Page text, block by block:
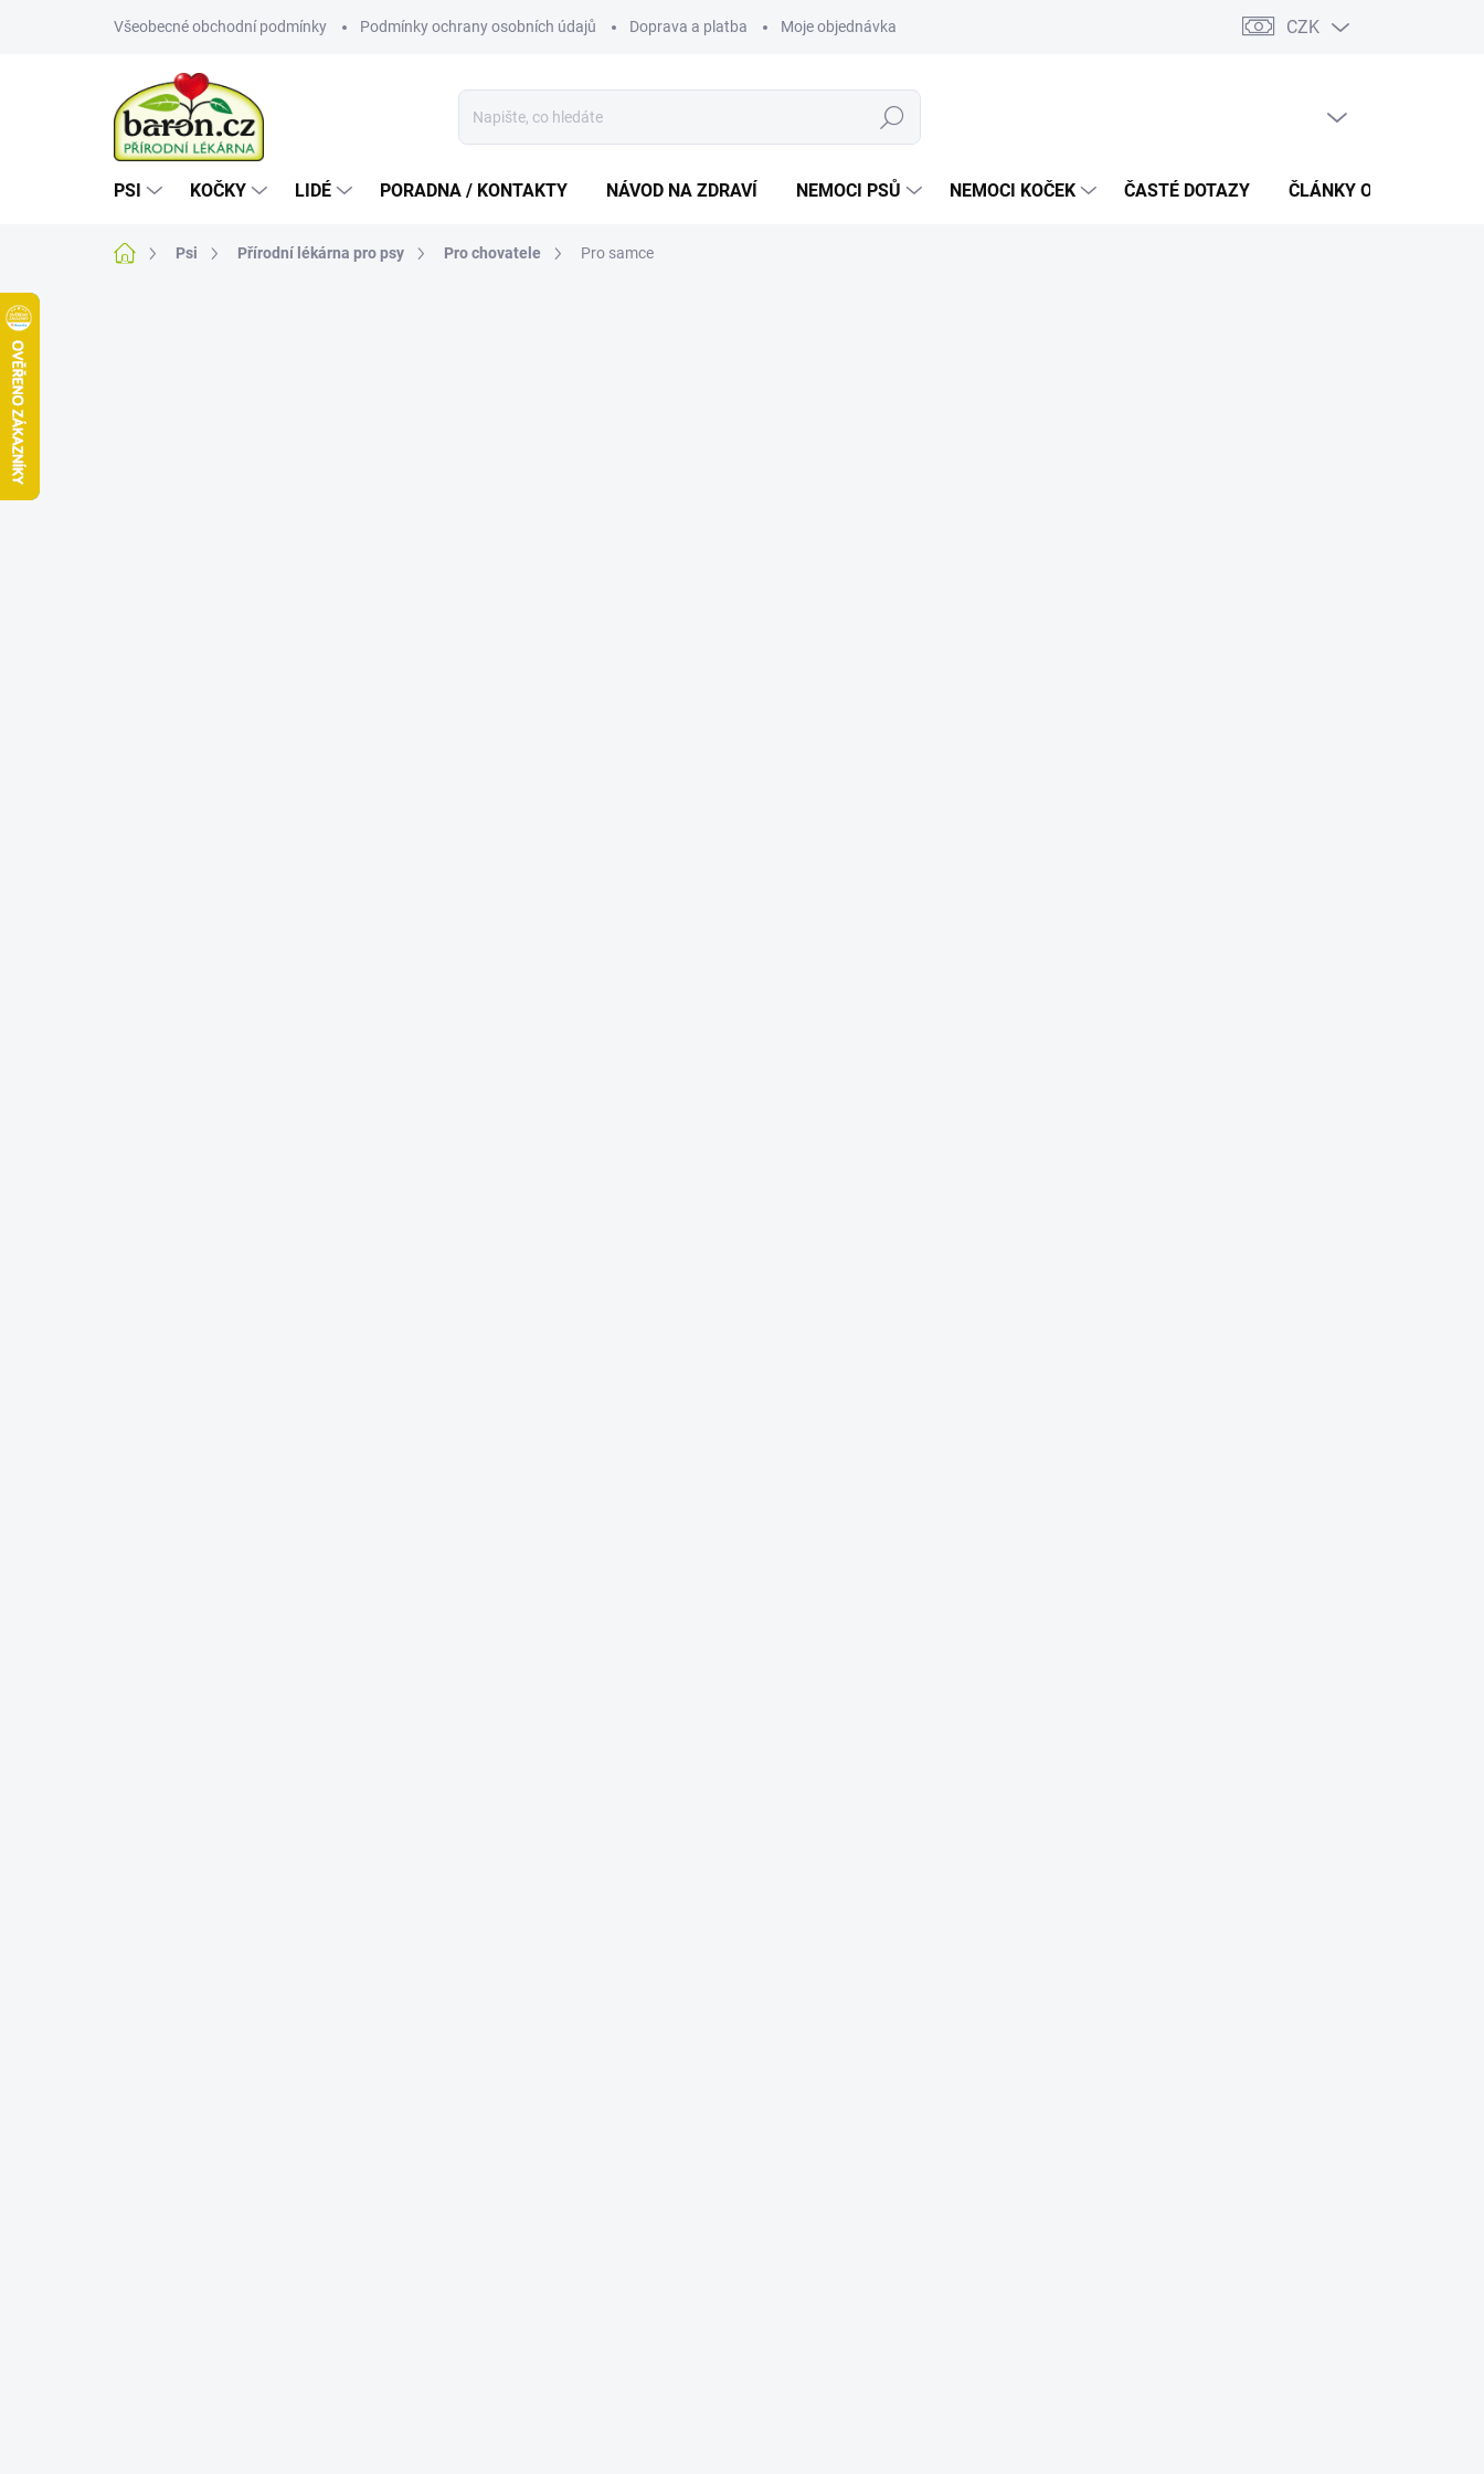
Všeobecné obchodní podmínky Podmínky ochrany osobních údajů Doprava a platba Moje objednávka CZK
Hledat
PSI KOČKY LIDÉ PORADNA / KONTAKTY NÁVOD NA ZDRAVÍ NEMOCI PSŮ NEMOCI KOČEK ČASTÉ DOTAZY ČLÁNKY O ZDRAVÍ
Domů Psi Přírodní lékárna pro psy Pro chovatele Pro samce